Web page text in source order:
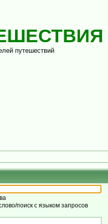
путешествий
поиск с языком запросов